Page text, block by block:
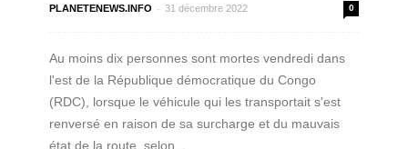
PLANETENEWS.INFO - 31 décembre 2022 0
Au moins dix personnes sont mortes vendredi dans
l'est de la République démocratique du Congo
(RDC), lorsque le véhicule qui les transportait s'est
renversé en raison de sa surcharge et du mauvais
état de la route, selon...